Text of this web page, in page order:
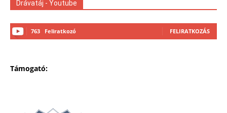
Drávatáj - Youtube
763 Feliratkozó FELIRATKOZÁS
Támogató: